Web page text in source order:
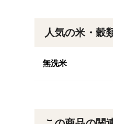
人気の米・穀
無洗米